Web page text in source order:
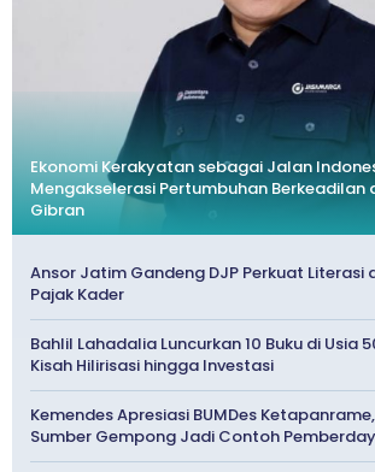
Ekonomi Kerakyatan sebagai Jalan
Mengakselerasi Pertumbuhan Berkeadilan
Gibran
Ansor Jatim Gandeng DJP Perkuat Literasi
Pajak Kader
Bahlil Lahadalia Luncurkan 10 Buku di Usia
Kisah Hilirisasi hingga Investasi
Kemendes Apresiasi BUMDes
Sumber Gempong Jadi Contoh